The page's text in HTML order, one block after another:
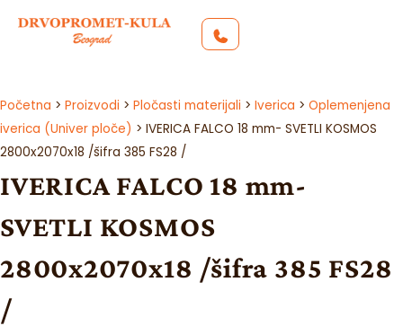
Početna > Proizvodi > Pločasti materijali > Iverica > Oplemenjena
iverica (Univer ploče) > IVERICA FALCO 18 mm- SVETLI KOSMOS
2800x2070x18 /šifra 385 FS28 /
IVERICA FALCO 18 mm-
SVETLI KOSMOS
2800x2070x18 /šifra 385 FS28
/